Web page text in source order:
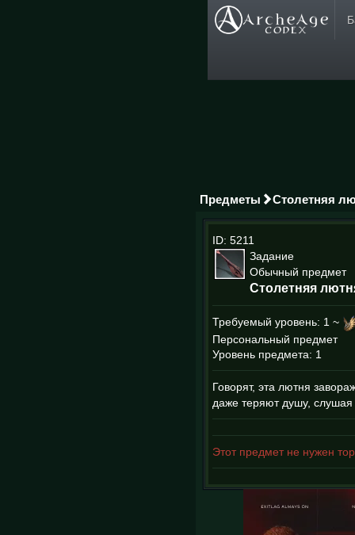
Предметы Столетняя
ID: 5211
Задание
Обычный предмет
Столетняя
Требуемый уровень: 1 ~
Персональный предмет
Уровень предмета: 1
Говорят, эта лютня
даже теряют душу, слушая
Этот предмет не нужен